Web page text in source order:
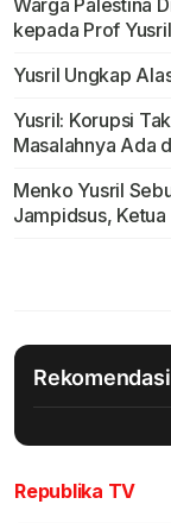
Warga Palestina
kepada Prof Yusril
Yusril Ungkap
Yusril: Korupsi
Masalahnya Ada
Menko Yusril
Jampidsus,
Rekomendasi
Republika TV